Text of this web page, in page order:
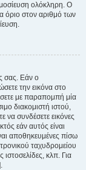
ολόκληρη. Ο
όριο στον αριθμό των
σας. Εάν ο
την εικόνα στο
με παραπομπή μία
διακομιστή ιστού,
συνδέσετε εικόνες
εάν αυτός είναι
αποθηκευμένες πίσω
ταχυδρομείου
κλπ. Για